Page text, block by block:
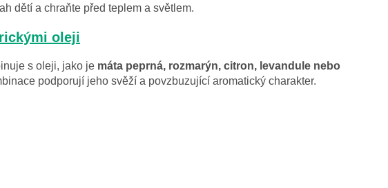
dětí a chraňte před teplem a světlem.
oleji
s oleji, jako je máta peprná, rozmarýn, citron, levandule nebo
podporují jeho svěží a povzbuzující aromatický charakter.